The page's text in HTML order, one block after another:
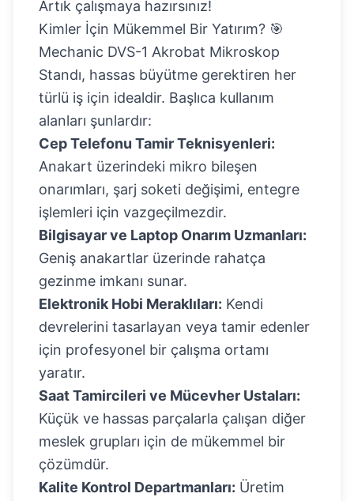
Artık çalışmaya hazırsınız!
Kimler İçin Mükemmel Bir Yatırım? 🎯
Mechanic DVS-1 Akrobat Mikroskop
Standı, hassas büyütme gerektiren her
türlü iş için idealdir. Başlıca kullanım
alanları şunlardır:
Cep Telefonu Tamir Teknisyenleri:
Anakart üzerindeki mikro bileşen
onarımları, şarj soketi değişimi, entegre
işlemleri için vazgeçilmezdir.
Bilgisayar ve Laptop Onarım Uzmanları:
Geniş anakartlar üzerinde rahatça
gezinme imkanı sunar.
Elektronik Hobi Meraklıları: Kendi
devrelerini tasarlayan veya tamir edenler
için profesyonel bir çalışma ortamı
yaratır.
Saat Tamircileri ve Mücevher Ustaları:
Küçük ve hassas parçalarla çalışan diğer
meslek grupları için de mükemmel bir
çözümdür.
Kalite Kontrol Departmanları: Üretim